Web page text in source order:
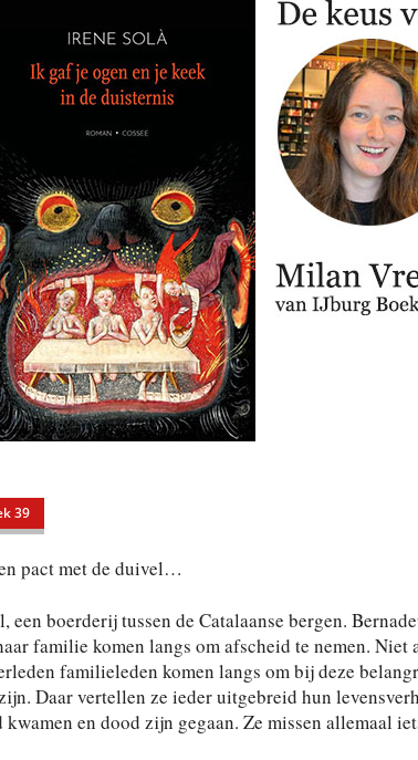
39
pact met de duivel…
een boerderij tussen de Catalaanse bergen.
familie komen langs om afscheid te nemen. Niet
familieleden komen langs om bij deze
Daar vertellen ze ieder uitgebreid hun
en dood zijn gegaan. Ze missen allemaal